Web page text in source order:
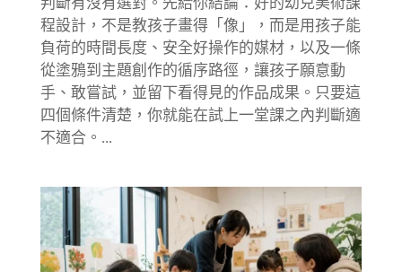
程設計，不是教孩子畫得「像」，而是用孩子能
負荷的時間長度、安全好操作的媒材，以及一條
從塗鴉到主題創作的循序路徑，讓孩子願意動
手、敢嘗試，並留下看得見的作品成果。只要這
四個條件清楚，你就能在試上一堂課之內判斷適
不適合。...